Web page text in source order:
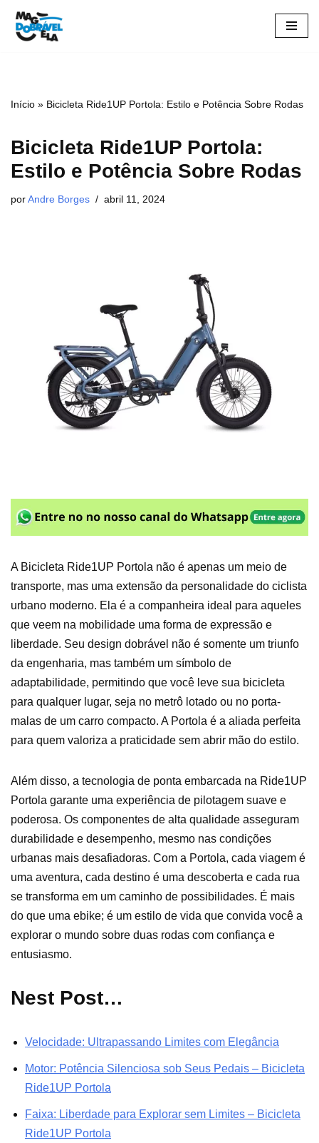
Pular
Início » Bicicleta Ride1UP Portola: Estilo e Potência Sobre Rodas
Bicicleta Ride1UP Portola:
Estilo e Potência Sobre Rodas
porAndre Borges abril 11, 2024
A Bicicleta Ride1UP Portola não é apenas um meio de
transporte, mas uma extensão da personalidade do ciclista
urbano moderno. Ela é a companheira ideal para aqueles
que veem na mobilidade uma forma de expressão e
liberdade. Seu design dobrável não é somente um triunfo
da engenharia, mas também um símbolo de
adaptabilidade, permitindo que você leve sua bicicleta
para qualquer lugar, seja no metrô lotado ou no porta-
malas de um carro compacto. A Portola é a aliada perfeita
para quem valoriza a praticidade sem abrir mão do estilo.
Além disso, a tecnologia de ponta embarcada na Ride1UP
Portola garante uma experiência de pilotagem suave e
poderosa. Os componentes de alta qualidade asseguram
durabilidade e desempenho, mesmo nas condições
urbanas mais desafiadoras. Com a Portola, cada viagem é
uma aventura, cada destino é uma descoberta e cada rua
se transforma em um caminho de possibilidades. É mais
do que uma ebike; é um estilo de vida que convida você a
explorar o mundo sobre duas rodas com confiança e
entusiasmo.
Nest Post…
Velocidade: Ultrapassando Limites com Elegância
Motor: Potência Silenciosa sob Seus Pedais – Bicicleta
Ride1UP Portola
Faixa: Liberdade para Explorar sem Limites – Bicicleta
Ride1UP Portola